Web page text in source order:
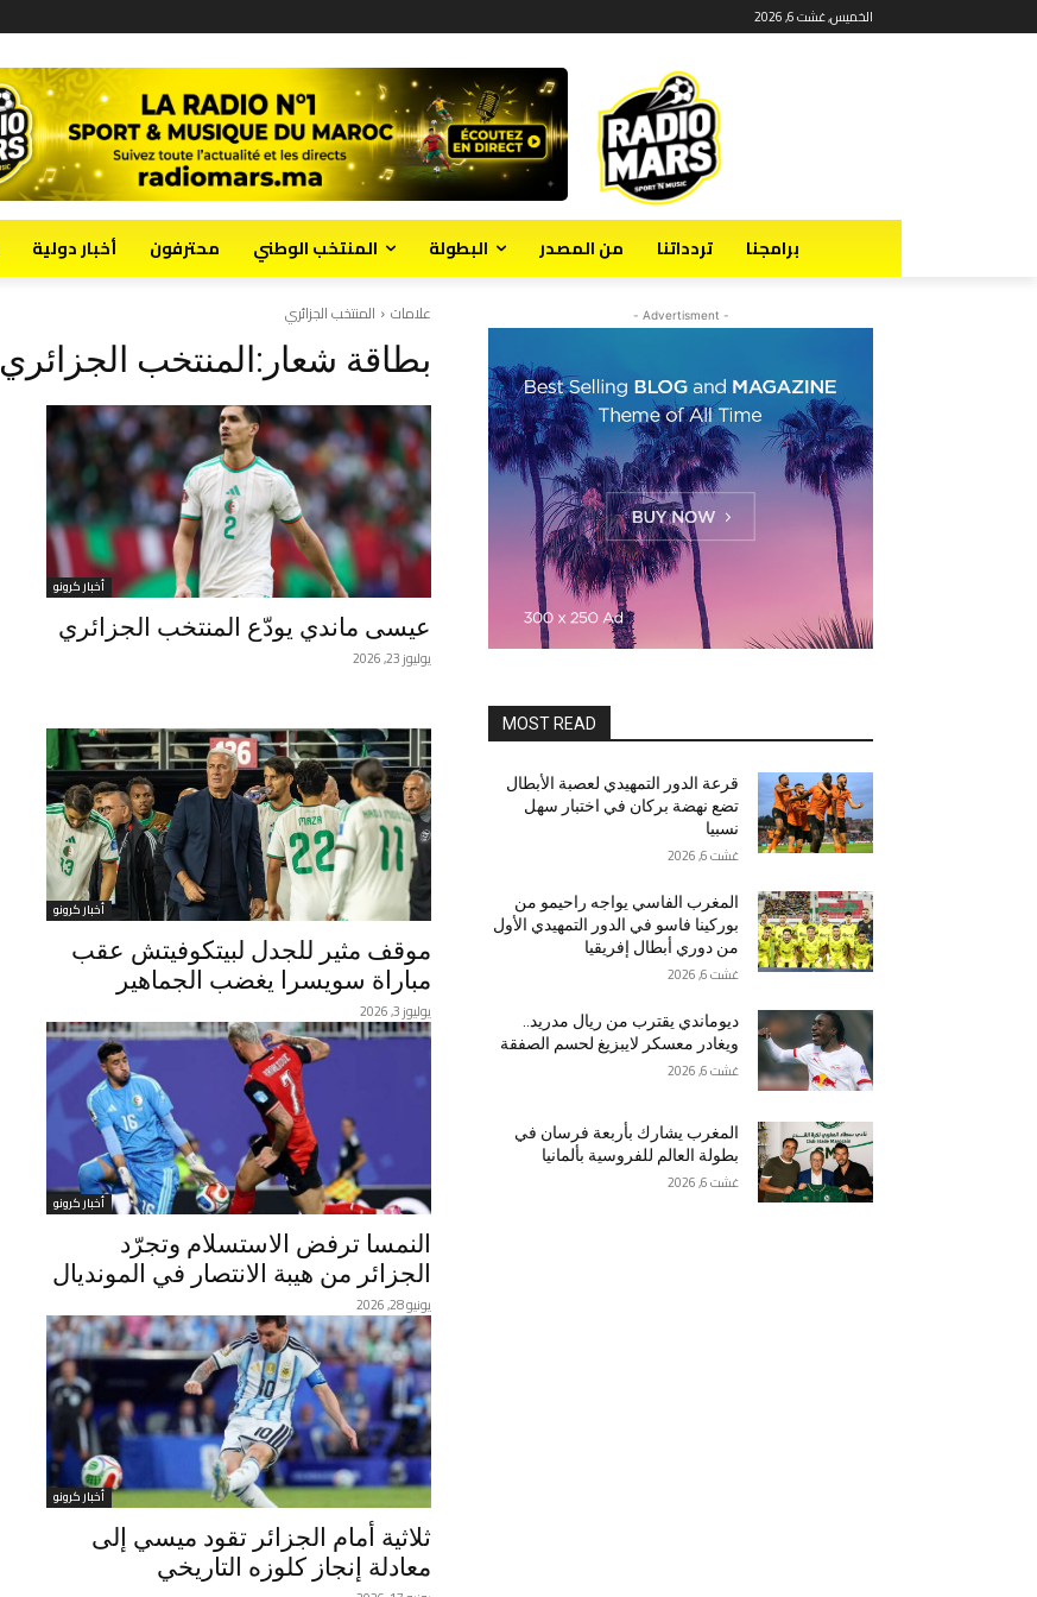
الخميس, غشت 6, 2026
برامجنا تردداتنا من المصدر البطولة المنتخب الوطني محترفون أخبار دولية
علامات المنتخب الجزائري
بطاقة شعار:المنتخب الجزائري
أخبار كرونو
عيسى ماندي يودّع المنتخب الجزائري
يوليوز 23, 2026
أخبار كرونو
موقف مثير للجدل لبيتكوفيتش عقب
مباراة سويسرا يغضب الجماهير
يوليوز 3, 2026
أخبار كرونو
النمسا ترفض الاستسلام وتجرّد
الجزائر من هيبة الانتصار في المونديال
يونيو 28, 2026
أخبار كرونو
ثلاثية أمام الجزائر تقود ميسي إلى
معادلة إنجاز كلوزه التاريخي
- Advertisment -
MOST READ
قرعة الدور التمهيدي لعصبة الأبطال
تضع نهضة بركان في اختبار سهل
نسبيا
غشت 6, 2026
المغرب الفاسي يواجه راحيمو من
بوركينا فاسو في الدور التمهيدي الأول
من دوري أبطال إفريقيا
غشت 6, 2026
ديوماندي يقترب من ريال مدريد..
ويغادر معسكر لايبزيغ لحسم الصفقة
غشت 6, 2026
المغرب يشارك بأربعة فرسان في
بطولة العالم للفروسية بألمانيا
غشت 6, 2026